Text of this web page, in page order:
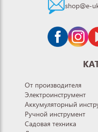
shop@e-
От производителя
Электроинструмент
Аккумуляторный
Ручной инструмент
Садовая техника